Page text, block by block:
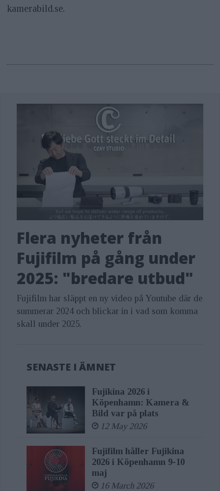
kamerabild.se.
Flera nyheter från
Fujifilm på gång under
2025: "bredare utbud"
Fujifilm har släppt en ny video på Youtube där de
summerar 2024 och blickar in i vad som komma
skall under 2025.
SENASTE I ÄMNET
Fujikina 2026 i
Köpenhamn: Kamera &
Bild var på plats
12 May 2026
Fujifilm håller Fujikina
2026 i Köpenhamn 9-10
maj
16 March 2026